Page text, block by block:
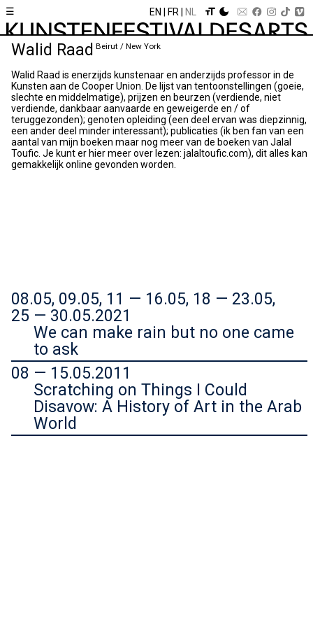
☰ EN FR NL
Walid Raad Beirut / New York
Walid Raad is enerzijds kunstenaar en anderzijds professor in de
Kunsten aan de Cooper Union. De lijst van tentoonstellingen (goeie,
slechte en middelmatige), prijzen en beurzen (verdiende, niet
verdiende, dankbaar aanvaarde en geweigerde en / of
teruggezonden); genoten opleiding (een deel ervan was diepzinnig,
een ander deel minder interessant); publicaties (ik ben fan van een
aantal van mijn boeken maar nog meer van de boeken van Jalal
Toufic. Je kunt er hier meer over lezen: jalaltoufic.com), dit alles kan
gemakkelijk online gevonden worden.
08.05, 09.05, 11 — 16.05, 18 — 23.05,
25 — 30.05.2021
We can make rain but no one came
to ask
08 — 15.05.2011
Scratching on Things I Could
Disavow: A History of Art in the Arab
World